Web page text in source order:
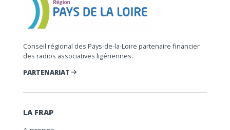
Conseil régional des Pays-de-la-Loire partenaire financier
des radios associatives ligériennes.
PARTENARIAT
LA FRAP